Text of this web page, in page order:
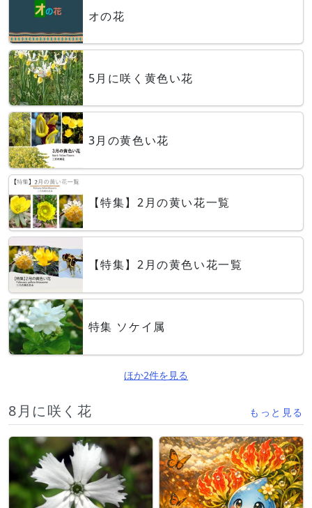
オの花
5月に咲く黄色い花
3月の黄色い花
【特集】2月の黄い花一覧
【特集】2月の黄色い花一覧
特集 ソケイ属
ほか2件を見る
8月に咲く花 もっと見る